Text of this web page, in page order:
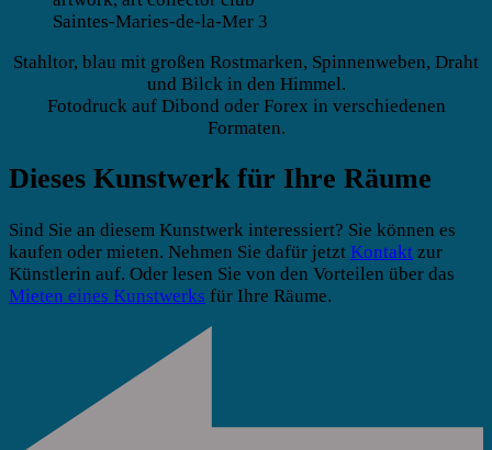
Saintes-Maries-de-la-Mer 3
Stahltor, blau mit großen Rostmarken, Spinnenweben, Draht
und Bilck in den Himmel.
Fotodruck auf Dibond oder Forex in verschiedenen
Formaten.
Dieses Kunstwerk für Ihre Räume
Sind Sie an diesem Kunstwerk interessiert? Sie können es
kaufen oder mieten. Nehmen Sie dafür jetzt Kontakt zur
Künstlerin auf. Oder lesen Sie von den Vorteilen über das
Mieten eines Kunstwerks für Ihre Räume.